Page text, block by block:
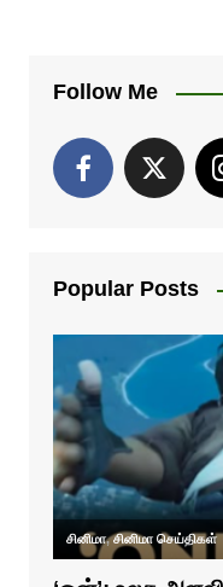
Follow Me
Popular Posts